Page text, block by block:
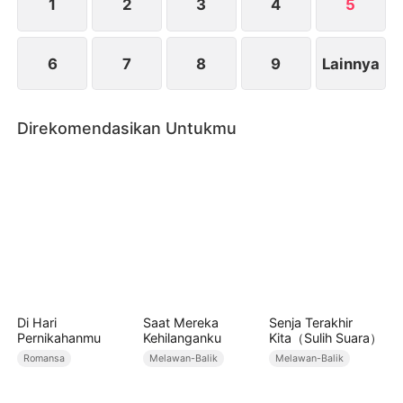
1 2 3 4 5
6 7 8 9 Lainnya
Direkomendasikan Untukmu
Di Hari
Pernikahanmu
Romansa
Saat Mereka
Kehilanganku
Melawan-Balik
Senja Terakhir
Kita（Sulih Suara）
Melawan-Balik